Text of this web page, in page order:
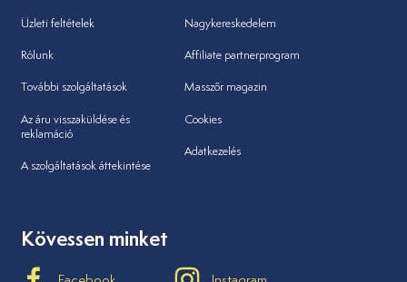
Üzleti feltételek
Rólunk
További szolgáltatások
Az áru visszaküldése és
reklamáció
A szolgáltatások áttekintése
Nagykereskedelem
Affiliate partnerprogram
Masszőr magazin
Cookies
Adatkezelés
Kövessen minket